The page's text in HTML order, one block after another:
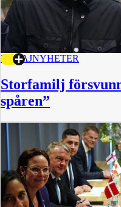
31 MAJNYHETER
Storfamilj
spåren”